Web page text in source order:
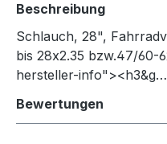
Beschreibung
Schlauch, 28",
bis 28x2.35 bzw.47/
hersteller-info"><h3&g…
Bewertungen